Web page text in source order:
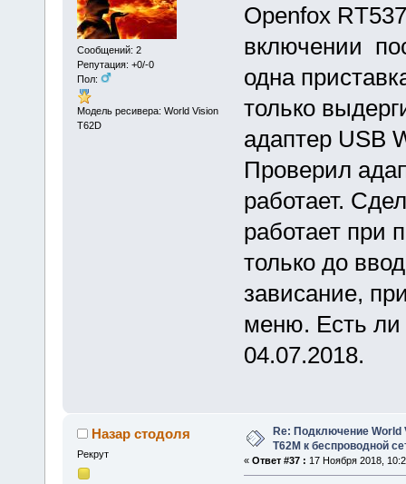
Сообщений: 2
Репутация: +0/-0
Пол:
Модель ресивера: World Vision
T62D
Openfox
включении
одна
только
адаптер USB
Проверил
работает.
работает при
только до
зависание,
меню. Есть
04.07.2018.
Назар стодоля
Рекрут
Re: Подключение World
Т62М к беспроводной
« Ответ #37 : 17 Ноября 2018,